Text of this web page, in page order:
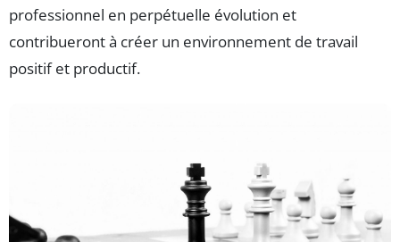
professionnel en perpétuelle évolution et
contribueront à créer un environnement de travail
positif et productif.